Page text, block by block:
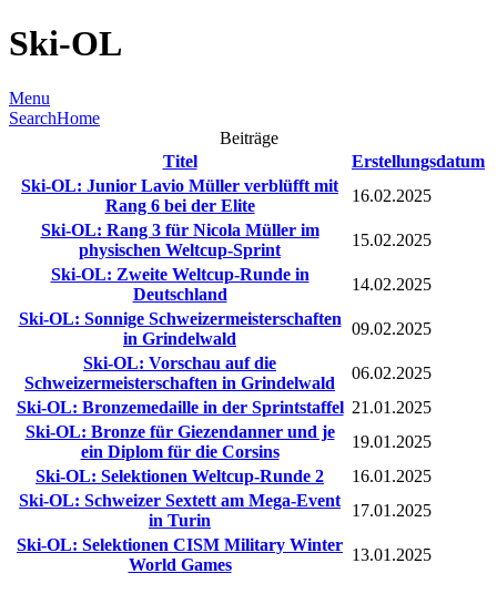
Ski-OL
Menu
SearchHome
Beiträge
Titel
Erstellungsdatum
Ski-OL: Junior Lavio Müller verblüfft mit
Rang 6 bei der Elite
16.02.2025
Ski-OL: Rang 3 für Nicola Müller im
physischen Weltcup-Sprint
15.02.2025
Ski-OL: Zweite Weltcup-Runde in
Deutschland
14.02.2025
Ski-OL: Sonnige Schweizermeisterschaften
in Grindelwald
09.02.2025
Ski-OL: Vorschau auf die
Schweizermeisterschaften in Grindelwald
06.02.2025
Ski-OL: Bronzemedaille in der Sprintstaffel 21.01.2025
Ski-OL: Bronze für Giezendanner und je
ein Diplom für die Corsins
19.01.2025
Ski-OL: Selektionen Weltcup-Runde 2
16.01.2025
Ski-OL: Schweizer Sextett am Mega-Event
in Turin
17.01.2025
Ski-OL: Selektionen CISM Military Winter
World Games
13.01.2025